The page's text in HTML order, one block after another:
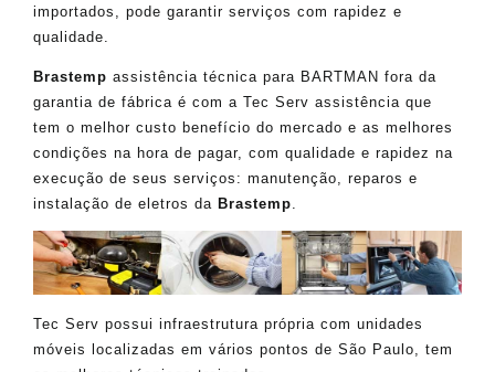
importados, pode garantir serviços com rapidez e
qualidade.
Brastemp assistência técnica para BARTMAN fora da
garantia de fábrica é com a Tec Serv assistência que
tem o melhor custo benefício do mercado e as melhores
condições na hora de pagar, com qualidade e rapidez na
execução de seus serviços: manutenção, reparos e
instalação de eletros da Brastemp.
Tec Serv possui infraestrutura própria com unidades
móveis localizadas em vários pontos de São Paulo, tem